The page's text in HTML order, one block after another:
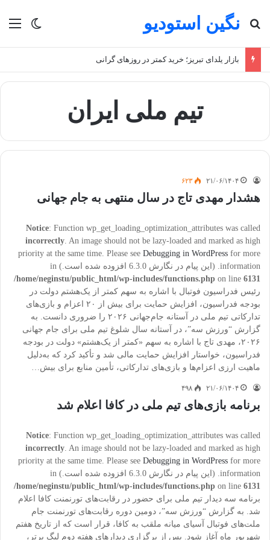
تغییر نگین استودیو
جستجو برای
بازار یلدای تبریز؛ خرید کمتر در روزهای گرانی
تیم ملی ایران
۲۱/۰۶/۱۴۰۴ ۶۲۳
هشدار مهدی تاج در سال منتهی به جام جهانی
Notice: Function wp_get_loading_optimization_attributes was called
incorrectly. An image should not be lazy-loaded and marked as high
priority at the same time. Please see Debugging in WordPress for more
information. (این پیام در نگارش 6.3.0 افزوده شده است.) in
/home/neginstu/public_html/wp-includes/functions.php on line 6131
رئیس فدراسیون فوتبال با اشاره به سهم کمتر از یک‌هشتم دولت در
بودجه فدراسیون، افزایش حمایت برای بیش از ۲۰ اعزام و بازی‌های
تدارکاتی تیم ملی در آستانه جام‌جهانی ۲۰۲۶ را ضروری دانست. به
گزارش “ورزش سه”، در آستانه سال شلوغ تیم ملی برای جام جهانی
۲۰۲۶، مهدی تاج با اشاره به سهم «کمتر از یک‌هشتم» دولت در بودجه
فدراسیون، خواستار افزایش حمایت مالی شد و تأکید کرد که به‌دلیل
ماهیت ارزی اعزام‌ها و بازی‌های تدارکاتی، تأمین منابع برای بیش…
۲۱/۰۶/۱۴۰۴ ۴۹۸
برنامه بازی‌های تیم ملی در کافا اعلام شد
Notice: Function wp_get_loading_optimization_attributes was called
incorrectly. An image should not be lazy-loaded and marked as high
priority at the same time. Please see Debugging in WordPress for more
information. (این پیام در نگارش 6.3.0 افزوده شده است.) in
/home/neginstu/public_html/wp-includes/functions.php on line 6131
برنامه سه دیدار تیم ملی برای حضور در رقابت‌های تورنمنت کافا اعلام
شد. به گزارش “ورزش سه”، دومین دوره رقابت‌های تورنمنت جام
ملت‌های فوتبال آسیای میانه ملقب به کافا، قرار است که از تاریخ هفتم
شهریور ماه آغاز شود. پس از برگزاری دیدارهای هفته دوم لیگ برتر،